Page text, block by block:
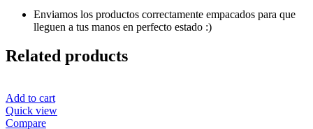
Enviamos los productos correctamente empacados para que
lleguen a tus manos en perfecto estado :)
Related products
Add to cart
Quick view
Compare